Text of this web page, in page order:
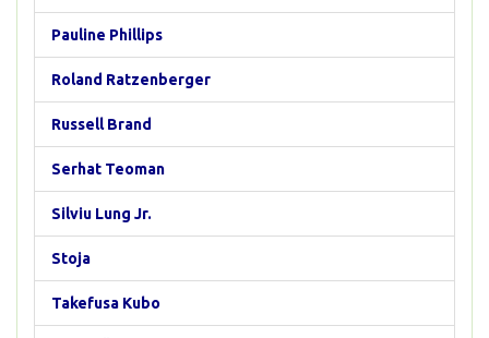
Pauline Phillips
Roland Ratzenberger
Russell Brand
Serhat Teoman
Silviu Lung Jr.
Stoja
Takefusa Kubo